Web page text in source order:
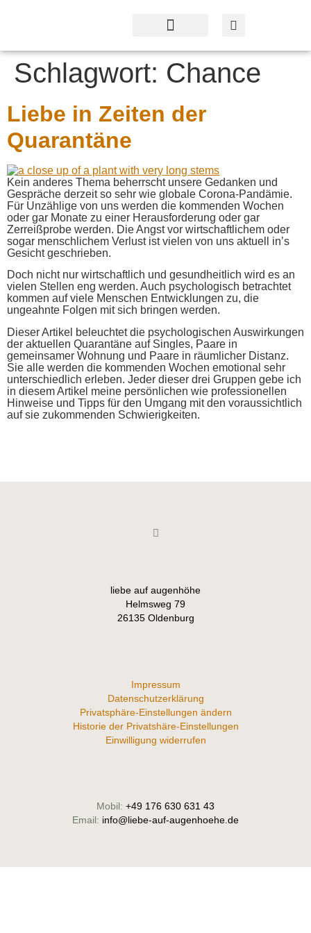
Schlagwort: Chance
Liebe in Zeiten der
Quarantäne
Kein anderes Thema beherrscht unsere Gedanken und
Gespräche derzeit so sehr wie globale Corona-Pandämie.
Für Unzählige von uns werden die kommenden Wochen
oder gar Monate zu einer Herausforderung oder gar
Zerreißprobe werden. Die Angst vor wirtschaftlichem oder
sogar menschlichem Verlust ist vielen von uns aktuell in’s
Gesicht geschrieben.
Doch nicht nur wirtschaftlich und gesundheitlich wird es an
vielen Stellen eng werden. Auch psychologisch betrachtet
kommen auf viele Menschen Entwicklungen zu, die
ungeahnte Folgen mit sich bringen werden.
Dieser Artikel beleuchtet die psychologischen Auswirkungen
der aktuellen Quarantäne auf Singles, Paare in
gemeinsamer Wohnung und Paare in räumlicher Distanz.
Sie alle werden die kommenden Wochen emotional sehr
unterschiedlich erleben. Jeder dieser drei Gruppen gebe ich
in diesem Artikel meine persönlichen wie professionellen
Hinweise und Tipps für den Umgang mit den voraussichtlich
auf sie zukommenden Schwierigkeiten.
Mobil: +49 176 630 631 43
Email: info@liebe-auf-augenhoehe.de
liebe auf augenhöhe
Helmsweg 79
26135 Oldenburg
Impressum
Datenschutzerklärung
Privatsphäre-Einstellungen ändern
Historie der Privatshäre-Einstellungen
Einwilligung widerrufen